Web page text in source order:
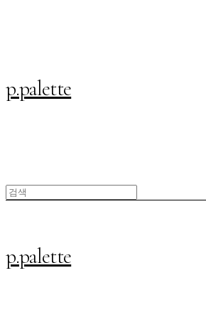
p.palette
p.palette